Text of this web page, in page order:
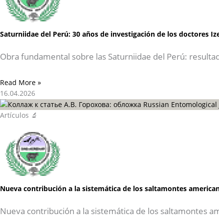
Saturniidae del Perú: 30 años de investigación de los doctores
Obra fundamental sobre las Saturniidae del Perú:
Read More »
16.04.2026
Artículos 🔬
Nueva contribución a la sistemática de los saltamontes
Nueva contribución a la sistemática de los saltamontes